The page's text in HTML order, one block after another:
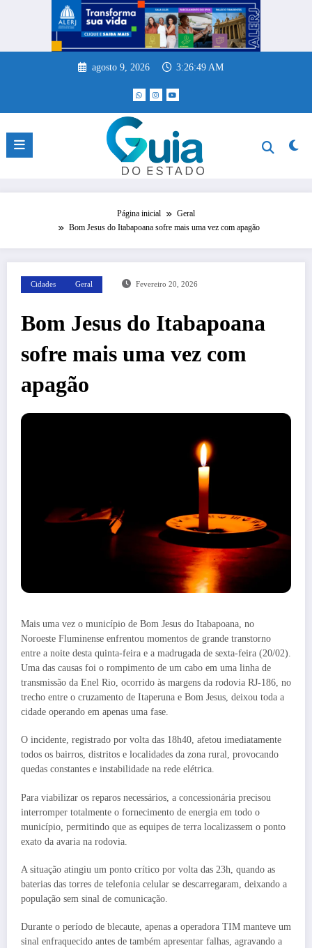
agosto 9, 2026 3:26:49 AM
Página inicial
Geral
Bom Jesus do Itabapoana sofre mais uma vez com apagão
Cidades Geral Fevereiro 20, 2026
Bom Jesus do Itabapoana
sofre mais uma vez com
apagão
Mais uma vez o município de Bom Jesus do Itabapoana, no
Noroeste Fluminense enfrentou momentos de grande transtorno
entre a noite desta quinta-feira e a madrugada de sexta-feira (20/02).
Uma das causas foi o rompimento de um cabo em uma linha de
transmissão da Enel Rio, ocorrido às margens da rodovia RJ-186, no
trecho entre o cruzamento de Itaperuna e Bom Jesus, deixou toda a
cidade operando em apenas uma fase.
O incidente, registrado por volta das 18h40, afetou imediatamente
todos os bairros, distritos e localidades da zona rural, provocando
quedas constantes e instabilidade na rede elétrica.
Para viabilizar os reparos necessários, a concessionária precisou
interromper totalmente o fornecimento de energia em todo o
município, permitindo que as equipes de terra localizassem o ponto
exato da avaria na rodovia.
A situação atingiu um ponto crítico por volta das 23h, quando as
baterias das torres de telefonia celular se descarregaram, deixando a
população sem sinal de comunicação.
Durante o período de blecaute, apenas a operadora TIM manteve um
sinal enfraquecido antes de também apresentar falhas, agravando a